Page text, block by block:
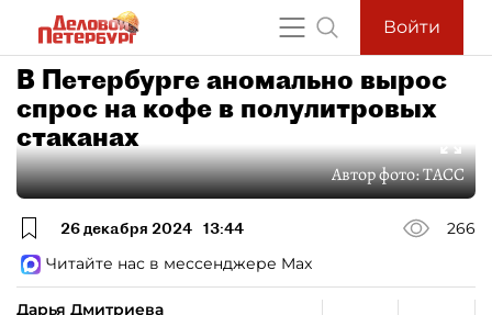
Войти
В Петербурге аномально вырос
спрос на кофе в полулитровых
стаканах
Автор фото:ТАСС
26 декабря 2024 13:44
266
Читайте нас в мессенджере Max
Дарья Дмитриева